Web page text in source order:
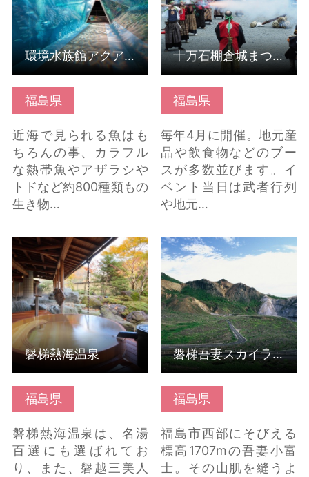
福島県
近海で見られる魚はも
ちろんの事、カラフル
な熱帯魚やアザラシや
トドなど約800種類もの
生き物…
環境水族館アクアマリンふくしま
福島県
毎年4月に開催。地元産
品や飲食物などのブー
スが多数並びます。イ
ベント当日は武者行列
や地元…
十万石棚倉城まつり
福島県
磐梯熱海温泉は、名湯
百選にも選ばれてお
り、また、磐越三美人
磐梯熱海温泉 の詳細は
こちら
磐梯熱海温泉
福島県
福島市西部にそびえる
標高1707mの吾妻小富
士。その山肌を縫うよ
磐梯吾妻スカイライン
の詳細はこちら
磐梯吾妻スカイライン